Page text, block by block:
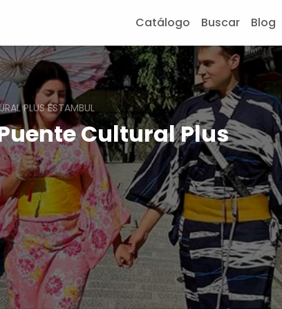
Catálogo Buscar Blog
PLUS ESTAMBUL
Cultural Plus